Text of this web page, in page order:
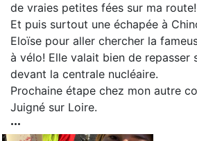
de vraies petites fées sur ma route!
Et puis surtout une échapée à
Eloïse pour aller chercher la
à vélo! Elle valait bien de repasser
devant la centrale nucléaire.
Prochaine étape chez mon autre
Juigné sur Loire.